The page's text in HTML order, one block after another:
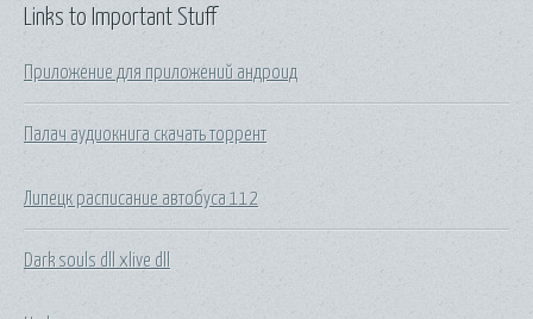
Links to Important Stuff
Приложение для приложений андроид
Палач аудиокнига скачать торрент
Липецк расписание автобуса 112
Dark souls dll xlive dll